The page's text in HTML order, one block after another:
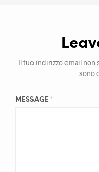
Il tuo indirizzo email non
sono
MESSAGE *